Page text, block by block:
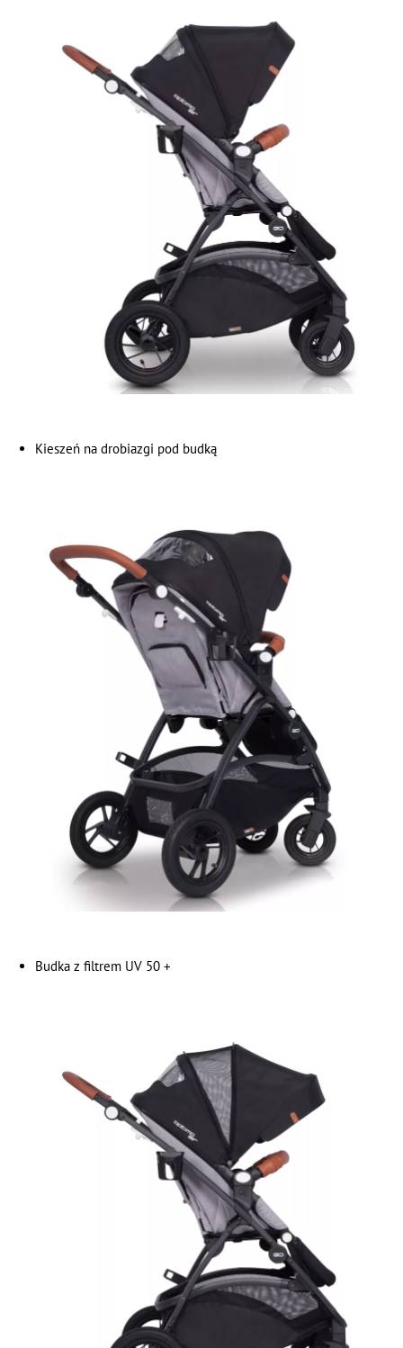
Kieszeń na drobiazgi pod budką
Budka z filtrem UV 50 +